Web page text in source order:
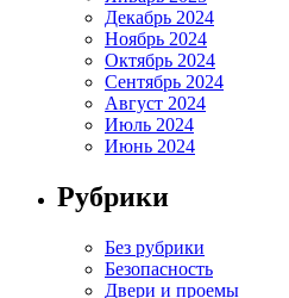
Декабрь 2024
Ноябрь 2024
Октябрь 2024
Сентябрь 2024
Август 2024
Июль 2024
Июнь 2024
Рубрики
Без рубрики
Безопасность
Двери и проемы